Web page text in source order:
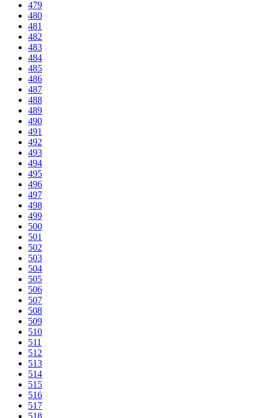
479
480
481
482
483
484
485
486
487
488
489
490
491
492
493
494
495
496
497
498
499
500
501
502
503
504
505
506
507
508
509
510
511
512
513
514
515
516
517